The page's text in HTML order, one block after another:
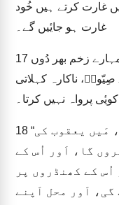
غارت کرتے ہیں خُود
غارت ہو جایٔیں گے۔
17
صِیّونؔ، ناکارہ کہلاتی
پرواہ نہیں کرتا۔
18 “یَاہوِہ یُوں فرماتے ہیں: " ‘دیکھو، مَیں یعقوب کی
گا، اَور اُس کے
کے کھنڈروں پر
گی، اَور محل اَپنے